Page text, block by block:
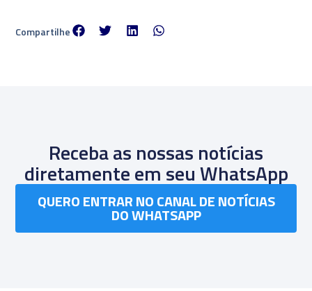
Compartilhe
Receba as nossas notícias
diretamente em seu WhatsApp
QUERO ENTRAR NO CANAL DE NOTÍCIAS
DO WHATSAPP